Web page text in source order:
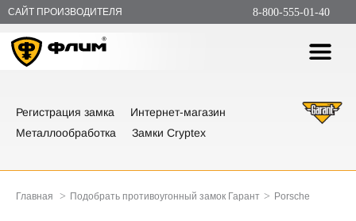
САЙТ ПРОИЗВОДИТЕЛЯ 8-800-555-01-40
Регистрация замка
Интернет-магазин
Металлообработка
Замки Cryptex
Главная > Подобрать противоугонный замок Гарант > Porsche